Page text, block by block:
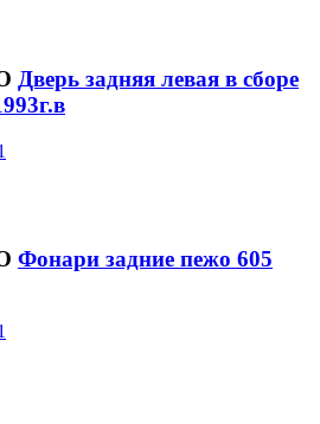
Дверь задняя левая в сборе
Фонари задние пежо 605